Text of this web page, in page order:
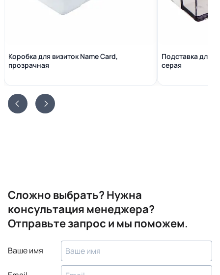
Коробка для визиток Name Сard,
прозрачная
Подставка для
серая
Сложно выбрать? Нужна
консультация менеджера?
Отправьте запрос и мы поможем.
Ваше имя